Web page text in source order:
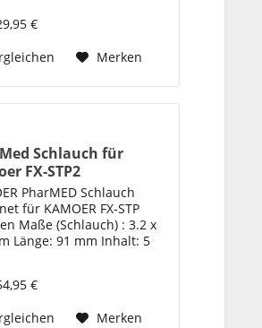
€
Merken
Schlauch für
FX-STP2
PharMED Schlauch
für KAMOER FX-STP
Maße (Schlauch) : 3.2 x
Länge: 91 mm Inhalt: 5
€
Merken